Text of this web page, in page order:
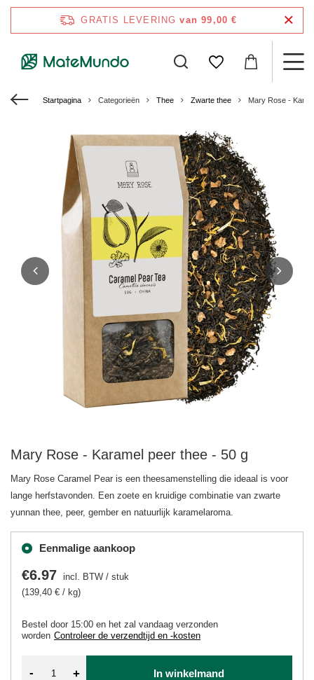
GRATIS LEVERING van 99,00 €
Startpagina Categorieën Thee Zwarte thee Mary Rose -
Mary Rose - Karamel peer thee - 50 g
Mary Rose Caramel Pear is een theesamenstelling die ideaal is voor
lange herfstavonden. Een zoete en kruidige combinatie van zwarte
yunnan thee, peer, gember en natuurlijk karamelaroma.
Eenmalige aankoop
Bestel door 15:00 en het zal vandaag verzonden
worden Controleer de verzendtijd en -kosten
€6.97 incl. BTW / stuk
(139,40 € / kg)
- + In winkelmand